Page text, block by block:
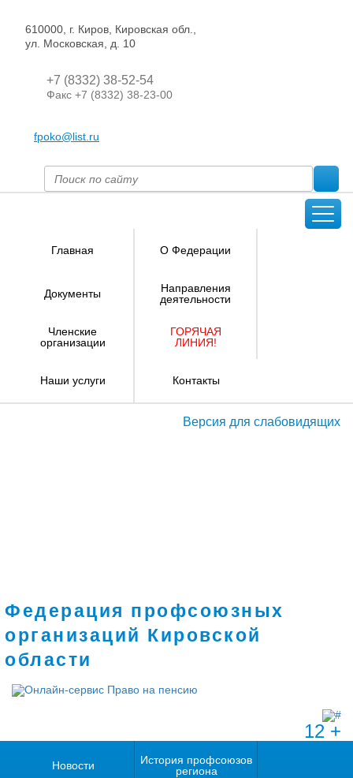
610000, г. Киров, Кировская обл.,
ул. Московская, д. 10
+7 (8332) 38-52-54
Факс +7 (8332) 38-23-00
fpoko@list.ru
Главная О Федерации
Документы
Направления
деятельности
Членские
организации
ГОРЯЧАЯ
ЛИНИЯ!
Наши услуги Контакты
Версия для слабовидящих
Федерация профсоюзных
организаций Кировской
области
12 +
Новости
История профсоюзов
региона